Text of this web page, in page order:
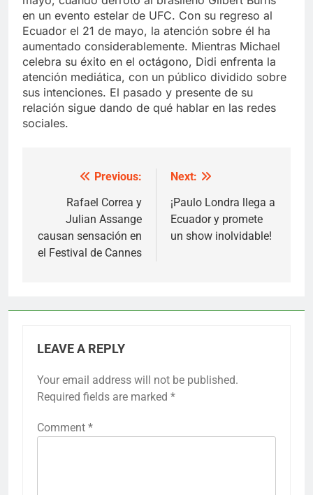
en un evento estelar de UFC. Con su regreso al
Ecuador el 21 de mayo, la atención sobre él ha
aumentado considerablemente. Mientras Michael
celebra su éxito en el octágono, Didi enfrenta la
atención mediática, con un público dividido sobre
sus intenciones. El pasado y presente de su
relación sigue dando de qué hablar en las redes
sociales.
navigation
Previous:
Rafael Correa y
Julian Assange
causan sensación en
el Festival de Cannes
Next:
¡Paulo Londra llega a
Ecuador y promete
un show inolvidable!
LEAVE A REPLY
Your email address will not be published.
Required fields are marked *
Comment *